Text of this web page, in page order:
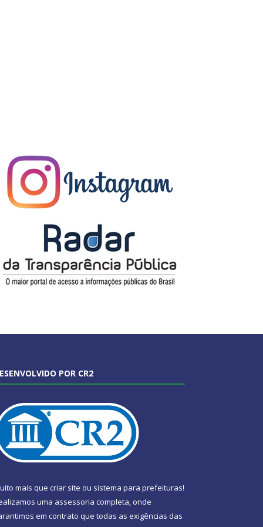
POR CR2
mais que criar site ou sistema para prefeituras!
uma assessoria completa, onde
em contrato que todas as exigências das